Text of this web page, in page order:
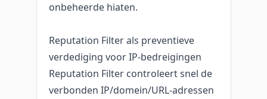
onbeheerde hiaten.
Reputation Filter als preventieve
verdediging voor IP-bedreigingen
Reputation Filter controleert snel de
verbonden IP/domein/URL-adressen